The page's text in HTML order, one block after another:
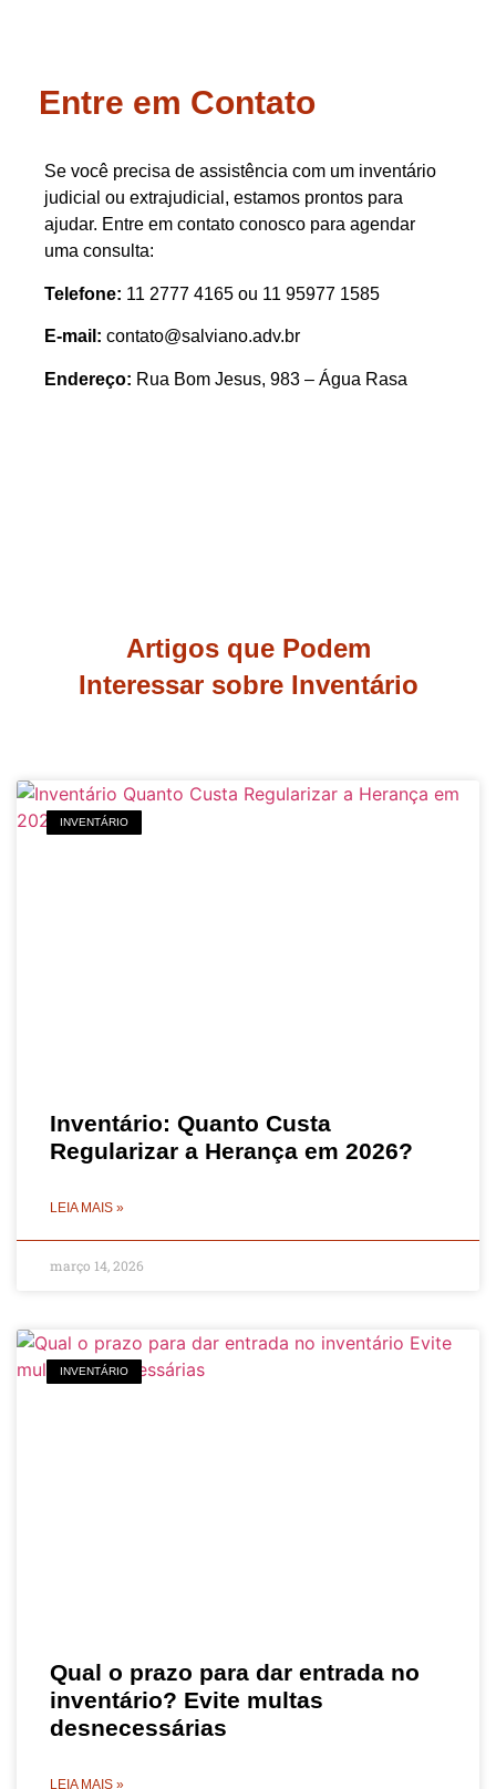
Entre em Contato
Se você precisa de assistência com um inventário
judicial ou extrajudicial, estamos prontos para
ajudar. Entre em contato conosco para agendar
uma consulta:
Telefone: 11 2777 4165 ou 11 95977 1585
E-mail: contato@salviano.adv.br
Endereço: Rua Bom Jesus, 983 – Água Rasa
Artigos que Podem
Interessar sobre Inventário
INVENTÁRIO
Inventário: Quanto Custa
Regularizar a Herança em 2026?
LEIA MAIS »
março 14, 2026
INVENTÁRIO
Qual o prazo para dar entrada no
inventário? Evite multas
desnecessárias
LEIA MAIS »